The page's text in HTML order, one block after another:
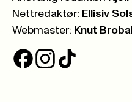
Nettredaktør: Ellisiv
Webmaster: Knut